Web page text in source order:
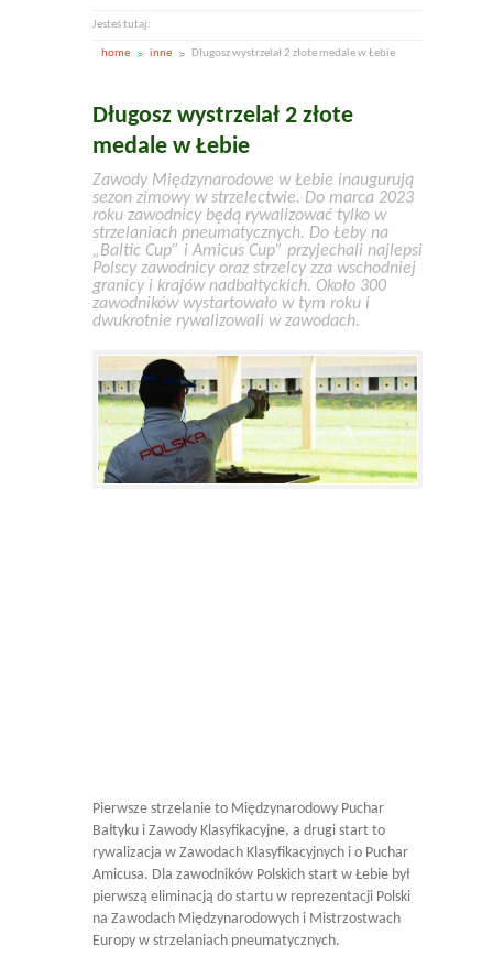
Jesteś tutaj:
home inne Długosz wystrzelał 2 złote medale w Łebie
Długosz wystrzelał 2 złote
medale w Łebie
Zawody Międzynarodowe w Łebie inaugurują
sezon zimowy w strzelectwie. Do marca 2023
roku zawodnicy będą rywalizować tylko w
strzelaniach pneumatycznych. Do Łeby na
„Baltic Cup” i Amicus Cup” przyjechali najlepsi
Polscy zawodnicy oraz strzelcy zza wschodniej
granicy i krajów nadbałtyckich. Około 300
zawodników wystartowało w tym roku i
dwukrotnie rywalizowali w zawodach.
Pierwsze strzelanie to Międzynarodowy Puchar
Bałtyku i Zawody Klasyfikacyjne, a drugi start to
rywalizacja w Zawodach Klasyfikacyjnych i o Puchar
Amicusa. Dla zawodników Polskich start w Łebie był
pierwszą eliminacją do startu w reprezentacji Polski
na Zawodach Międzynarodowych i Mistrzostwach
Europy w strzelaniach pneumatycznych.